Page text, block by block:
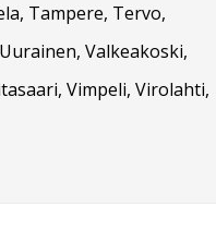
Tampere, Tervo,
Valkeakoski,
Vimpeli, Virolahti,